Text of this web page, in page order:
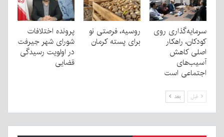
سرمایه‌گذاری روی
کودکان، راهکار
اصلی کاهش
آسیب‌های
اجتماعی است
روسیه، فرصتی نو
برای پسته کرمان
پرونده اختلافات
شورای شهر جیرفت
در اولویت رسیدگی
قضایی
قبل بعد